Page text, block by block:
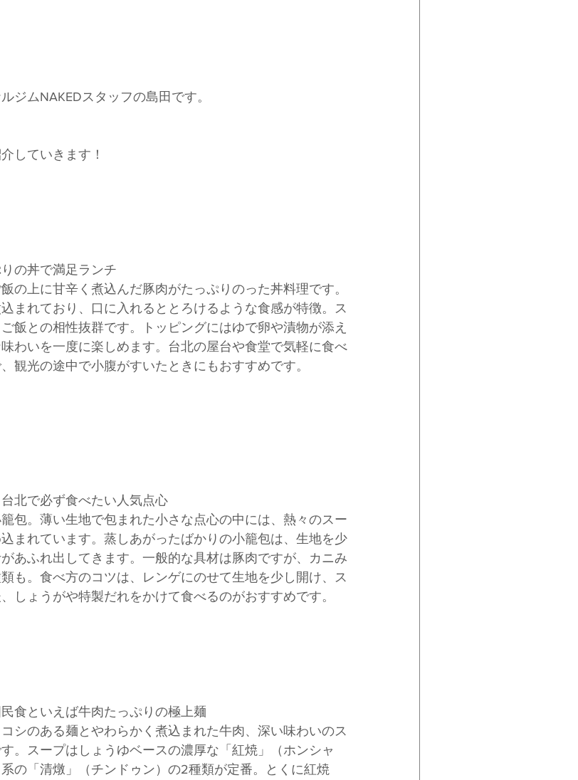
ジムNAKEDスタッフの島田です。
していきます！
の丼で満足ランチ
の上に甘辛く煮込んだ豚肉がたっぷりのった丼料理です。
まれており、口に入れるととろけるような食感が特徴。ス
飯との相性抜群です。トッピングにはゆで卵や漬物が添え
わいを一度に楽しめます。台北の屋台や食堂で気軽に食べ
観光の途中で小腹がすいたときにもおすすめです。
北で必ず食べたい人気点心
包。薄い生地で包まれた小さな点心の中には、熱々のスー
まれています。蒸しあがったばかりの小籠包は、生地を少
あふれ出してきます。一般的な具材は豚肉ですが、カニみ
も。食べ方のコツは、レンゲにのせて生地を少し開け、ス
しょうがや特製だれをかけて食べるのがおすすめです。
食といえば牛肉たっぷりの極上麺
シのある麺とやわらかく煮込まれた牛肉、深い味わいのス
。スープはしょうゆベースの濃厚な「紅焼」（ホンシャ
の「清燉」（チンドゥン）の2種類が定番。とくに紅焼